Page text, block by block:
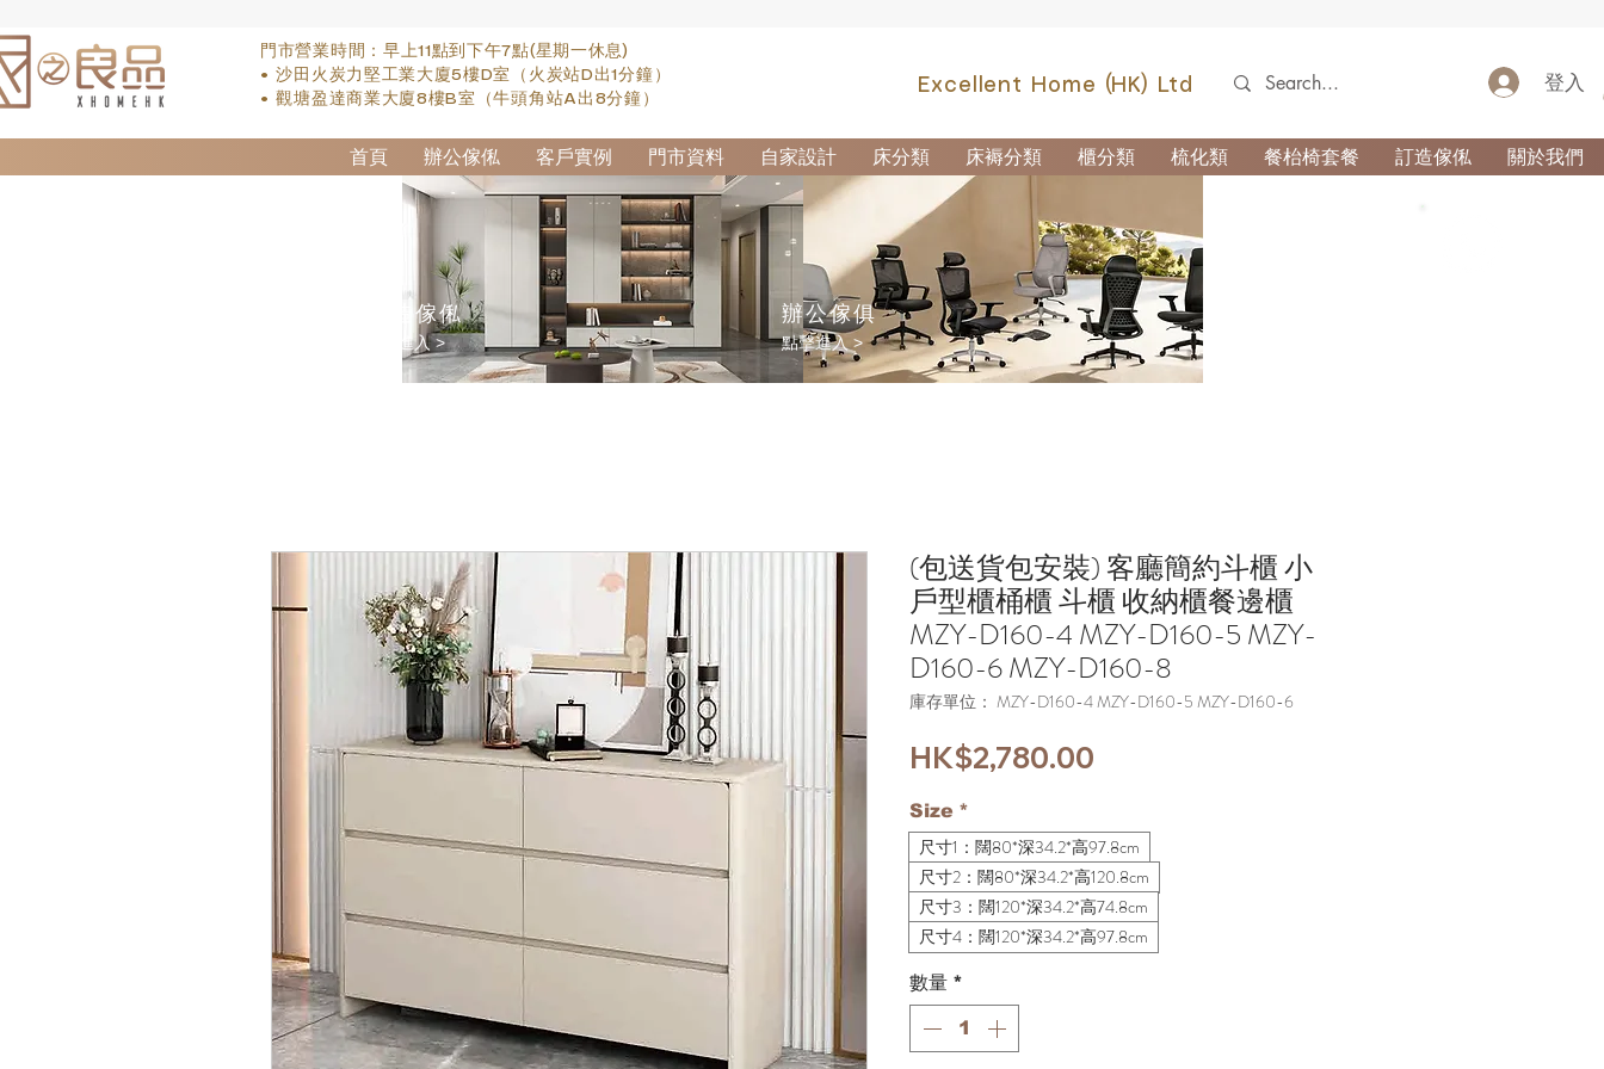
門市營業時間：早上11點到下午7點(星期一休息)
• 沙田火炭力堅工業大廈5樓D室（火炭站D出1分鐘）
• 觀塘盈達商業大廈8樓B室（牛頭角站A出8分鐘）
Excellent Home (HK) Ltd 登入
首頁 辦公傢俬 客戶實例 門市資料 自家設計 床分類 床褥分類 櫃分類 梳化類 餐枱椅套餐 訂造傢俬 關於我們
訂造傢俬
點擊進入 >
辦公傢俱
點擊進入 >
(包送貨包安裝) 客廳簡約斗櫃 小
戶型櫃桶櫃 斗櫃 收納櫃餐邊櫃
MZY-D160-4 MZY-D160-5 MZY-
D160-6 MZY-D160-8
庫存單位： MZY-D160-4 MZY-D160-5 MZY-D160-6
HK$2,780.00
Size *
尺寸1：闊80*深34.2*高97.8cm
尺寸2：闊80*深34.2*高120.8cm
尺寸3：闊120*深34.2*高74.8cm
尺寸4：闊120*深34.2*高97.8cm
數量 *